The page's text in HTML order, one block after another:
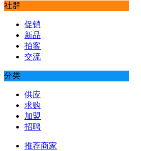
社群
促销
新品
拍客
交流
分类
供应
求购
加盟
招聘
推荐商家